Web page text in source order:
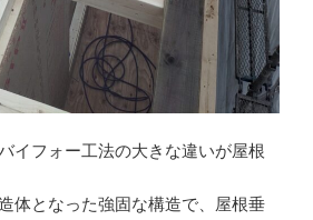
イフォー工法の大きな違いが屋根
体となった強固な構造で、屋根垂